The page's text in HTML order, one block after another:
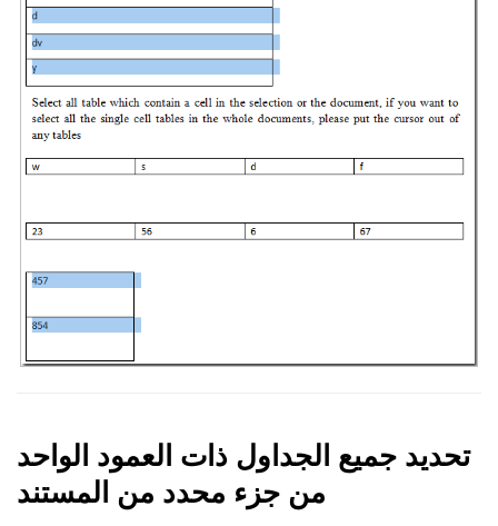
تحديد جميع الجداول ذات العمود الواحد
من جزء محدد من المستند